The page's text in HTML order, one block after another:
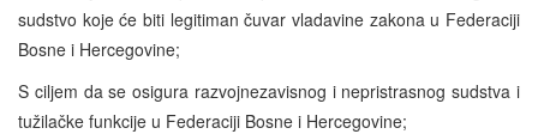
sudstvo koje će biti legitiman čuvar vladavine zakona u Federaciji
Bosne i Hercegovine;
S ciljem da se osigura razvojnezavisnog i nepristrasnog sudstva i
tužilačke funkcije u Federaciji Bosne i Hercegovine;